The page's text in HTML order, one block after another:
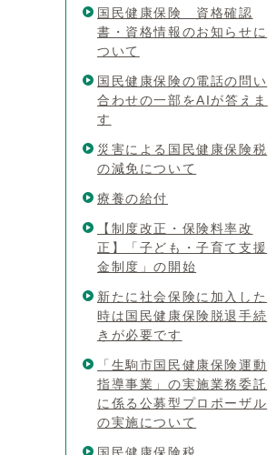
国民健康保険 資格確認
書・資格情報のお知らせに
ついて
国民健康保険の電話の問い
合わせの一部をAIが答えま
す
災害による国民健康保険税
の減免について
療養の給付
【制度改正・保険料率改
正】「子ども・子育て支援
金制度」の開始
新たに社会保険に加入した
時は国民健康保険脱退手続
きが必要です
「生駒市国民健康保険運動
指導事業」の実施業務委託
に係る公募型プロポーザル
の実施について